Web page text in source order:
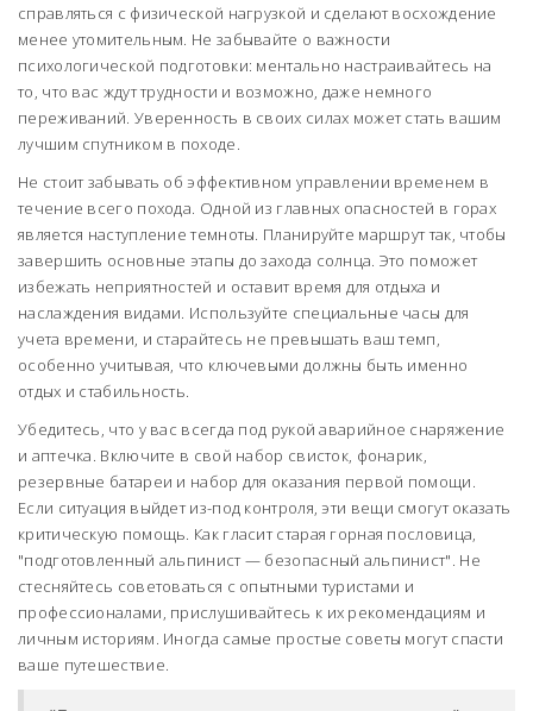
справляться с физической нагрузкой и сделают восхождение
менее утомительным. Не забывайте о важности
психологической подготовки: ментально настраивайтесь на
то, что вас ждут трудности и возможно, даже немного
переживаний. Уверенность в своих силах может стать вашим
лучшим спутником в походе.
Не стоит забывать об эффективном управлении временем в
течение всего похода. Одной из главных опасностей в горах
является наступление темноты. Планируйте маршрут так, чтобы
завершить основные этапы до захода солнца. Это поможет
избежать неприятностей и оставит время для отдыха и
наслаждения видами. Используйте специальные часы для
учета времени, и старайтесь не превышать ваш темп,
особенно учитывая, что ключевыми должны быть именно
отдых и стабильность.
Убедитесь, что у вас всегда под рукой аварийное снаряжение
и аптечка. Включите в свой набор свисток, фонарик,
резервные батареи и набор для оказания первой помощи.
Если ситуация выйдет из-под контроля, эти вещи смогут оказать
критическую помощь. Как гласит старая горная пословица,
"подготовленный альпинист — безопасный альпинист". Не
стесняйтесь советоваться с опытными туристами и
профессионалами, прислушивайтесь к их рекомендациям и
личным историям. Иногда самые простые советы могут спасти
ваше путешествие.